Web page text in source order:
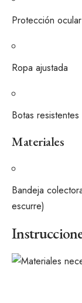
Protección
Ropa ajustada
Botas
Materiales
Bandeja
escurre)